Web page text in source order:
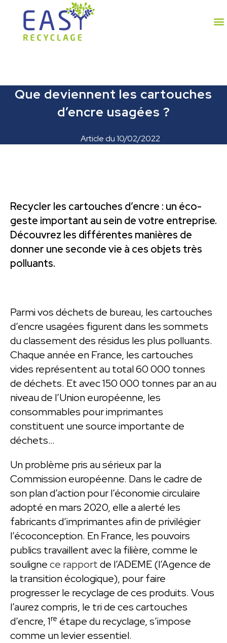
Que deviennent les cartouches
d’encre usagées ?
Article du10/02/2022
Recycler les cartouches d’encre : un éco-
geste important au sein de votre entreprise.
Découvrez les différentes manières de
donner une seconde vie à ces objets très
polluants.
Parmi vos déchets de bureau, les cartouches
d’encre usagées figurent dans les sommets
du classement des résidus les plus polluants.
Chaque année en France, les cartouches
vides représentent au total 60 000 tonnes
de déchets. Et avec 150 000 tonnes par an au
niveau de l’Union européenne, les
consommables pour imprimantes
constituent une source importante de
déchets…
Un problème pris au sérieux par la
Commission européenne. Dans le cadre de
son plan d’action pour l’économie circulaire
adopté en mars 2020, elle a alerté les
fabricants d’imprimantes afin de privilégier
l’écoconception. En France, les pouvoirs
publics travaillent avec la filière, comme le
soulignece rapportde l’ADEME (l’Agence de
la transition écologique), pour faire
progresser le recyclage de ces produits. Vous
l’aurez compris, le tri de ces cartouches
d’encre, 1re étape du recyclage, s’impose
comme un levier essentiel.